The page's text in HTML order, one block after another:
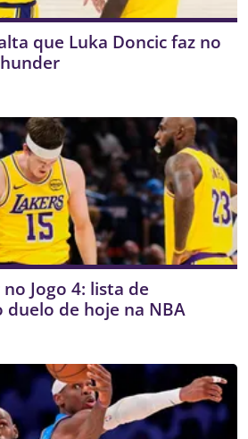
que Luka Doncic faz no
Jogo 4: lista de
duelo de hoje na NBA